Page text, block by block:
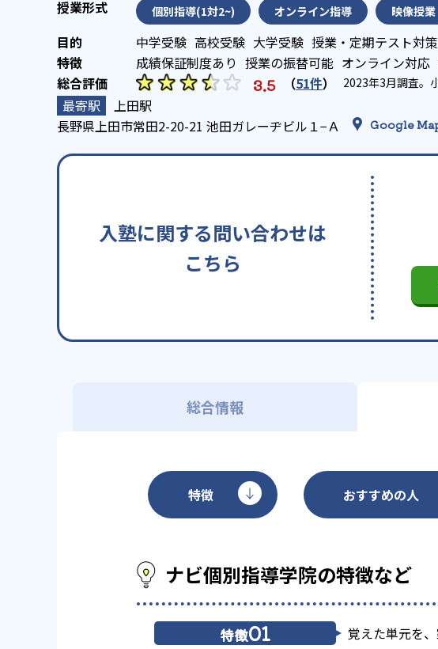
個別指導(1対2~) オンライン指導 映像授業
中学受験 高校受験 大学受験 授業・定期テスト対策
成績保証制度あり 授業の振替可能 オンライン対応
3.5 （51件） 2023年3月調査。
上田駅
長野県上田市常田2-20-21 池田ガレーヂビル１−Ａ
Google
入塾に関する問い合わせは
こちら
総合情報
特徴 おすすめの人
ナビ個別指導学院の特徴など
特徴01 覚えた単元を